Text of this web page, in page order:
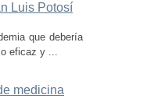
Luis Potosí
que debería
eficaz y ...
medicina